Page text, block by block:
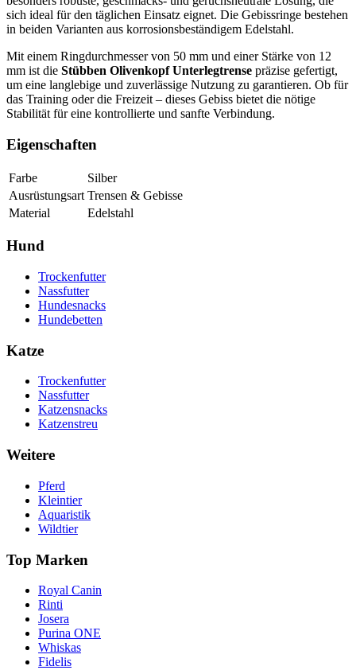
sich ideal für den täglichen Einsatz eignet. Die Gebissringe bestehen
in beiden Varianten aus korrosionsbeständigem Edelstahl.
Mit einem Ringdurchmesser von 50 mm und einer Stärke von 12
mm ist die Stübben Olivenkopf Unterlegtrense präzise gefertigt,
um eine langlebige und zuverlässige Nutzung zu garantieren. Ob für
das Training oder die Freizeit – dieses Gebiss bietet die nötige
Stabilität für eine kontrollierte und sanfte Verbindung.
Eigenschaften
Farbe
Silber
Ausrüstungsart Trensen & Gebisse
Material
Edelstahl
Hund
Trockenfutter
Nassfutter
Hundesnacks
Hundebetten
Katze
Trockenfutter
Nassfutter
Katzensnacks
Katzenstreu
Weitere
Pferd
Kleintier
Aquaristik
Wildtier
Top Marken
Royal Canin
Rinti
Josera
Purina ONE
Whiskas
Fidelis